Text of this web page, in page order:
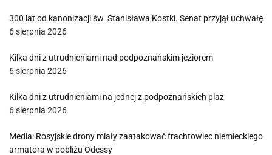
300 lat od kanonizacji św. Stanisława Kostki. Senat przyjął uchwałę
6 sierpnia 2026
Kilka dni z utrudnieniami nad podpoznańskim jeziorem
6 sierpnia 2026
Kilka dni z utrudnieniami na jednej z podpoznańskich plaż
6 sierpnia 2026
Media: Rosyjskie drony miały zaatakować frachtowiec niemieckiego
armatora w pobliżu Odessy